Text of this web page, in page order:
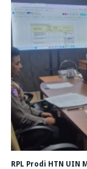
RPL Prodi HTN